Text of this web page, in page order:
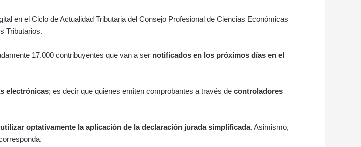
en el Ciclo de Actualidad Tributaria del Consejo Profesional de Ciencias Económicas
Tributarios.
17.000 contribuyentes que van a ser notificados en los próximos días en el
electrónicas; es decir que quienes emiten comprobantes a través de controladores
optativamente la aplicación de la declaración jurada simplificada. Asimismo,